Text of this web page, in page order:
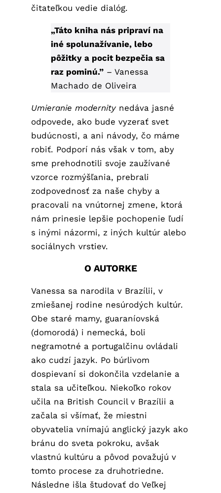
čitateľkou vedie dialóg.
„Táto kniha nás pripraví na
iné spolunažívanie, lebo
pôžitky a pocit bezpečia sa
raz pominú.” – Vanessa
Machado de Oliveira
Umieranie modernitynedáva jasné
odpovede, ako bude vyzerať svet
budúcnosti, a ani návody, čo máme
robiť. Podporí nás však v tom, aby
sme prehodnotili svoje zaužívané
vzorce rozmýšľania, prebrali
zodpovednosť za naše chyby a
pracovali na vnútornej zmene, ktorá
nám prinesie lepšie pochopenie ľudí
s inými názormi, z iných kultúr alebo
sociálnych vrstiev.
O AUTORKE
Vanessa sa narodila v Brazílii, v
zmiešanej rodine nesúrodých kultúr.
Obe staré mamy, guaraníovská
(domorodá) i nemecká, boli
negramotné a portugalčinu ovládali
ako cudzí jazyk. Po búrlivom
dospievaní si dokončila vzdelanie a
stala sa učiteľkou. Niekoľko rokov
učila na British Council v Brazílii a
začala si všímať, že miestni
obyvatelia vnímajú anglický jazyk ako
bránu do sveta pokroku, avšak
vlastnú kultúru a pôvod považujú v
tomto procese za druhotriedne.
Následne išla študovať do Veľkej